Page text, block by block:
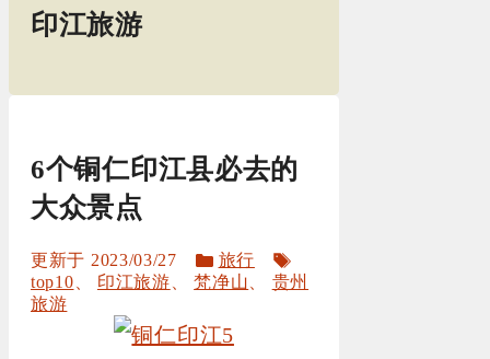
印江旅游
6个铜仁印江县必去的
大众景点
2023/03/27
分
类
旅行
签
top10 印江旅游 、梵净山
贵州
旅游